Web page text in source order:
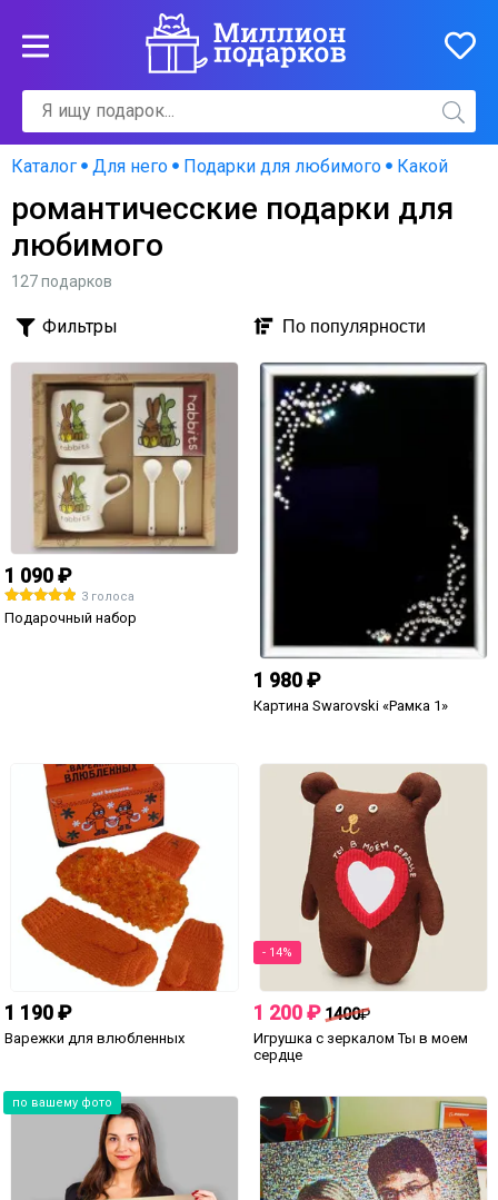
Каталог Для него Подарки для любимого Какой
романтичесские подарки для
любимого
127 подарков
Фильтры
1 090 ₽
3 голоса
Подарочный набор
1 980 ₽
Картина Swarovski «Рамка 1»
1 190 ₽
Варежки для влюбленных
- 14%
1 200 ₽ 1400₽
Игрушка с зеркалом Ты в моем
сердце
по вашему фото